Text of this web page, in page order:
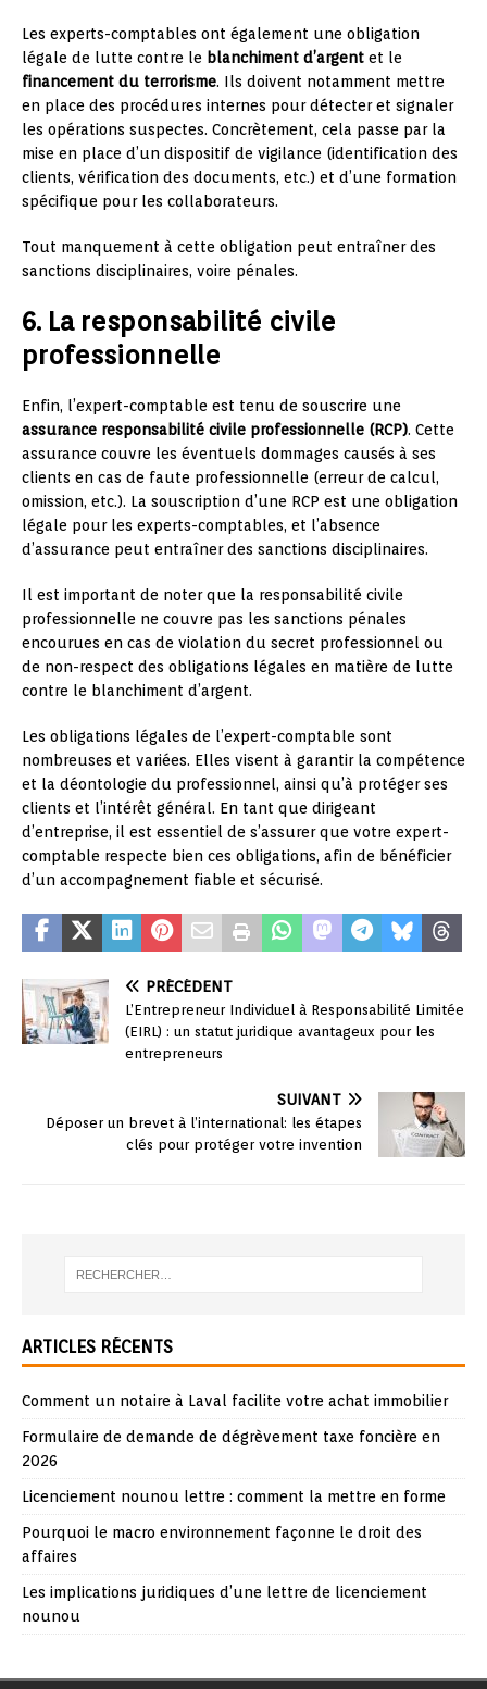
Les experts-comptables ont également une obligation
légale de lutte contre le blanchiment d’argent et le
financement du terrorisme. Ils doivent notamment mettre
en place des procédures internes pour détecter et signaler
les opérations suspectes. Concrètement, cela passe par la
mise en place d’un dispositif de vigilance (identification des
clients, vérification des documents, etc.) et d’une formation
spécifique pour les collaborateurs.
Tout manquement à cette obligation peut entraîner des
sanctions disciplinaires, voire pénales.
6. La responsabilité civile
professionnelle
Enfin, l’expert-comptable est tenu de souscrire une
assurance responsabilité civile professionnelle (RCP). Cette
assurance couvre les éventuels dommages causés à ses
clients en cas de faute professionnelle (erreur de calcul,
omission, etc.). La souscription d’une RCP est une obligation
légale pour les experts-comptables, et l’absence
d’assurance peut entraîner des sanctions disciplinaires.
Il est important de noter que la responsabilité civile
professionnelle ne couvre pas les sanctions pénales
encourues en cas de violation du secret professionnel ou
de non-respect des obligations légales en matière de lutte
contre le blanchiment d’argent.
Les obligations légales de l’expert-comptable sont
nombreuses et variées. Elles visent à garantir la compétence
et la déontologie du professionnel, ainsi qu’à protéger ses
clients et l’intérêt général. En tant que dirigeant
d’entreprise, il est essentiel de s’assurer que votre expert-
comptable respecte bien ces obligations, afin de bénéficier
d’un accompagnement fiable et sécurisé.
PRÉCÉDENT
L’Entrepreneur Individuel à Responsabilité Limitée
(EIRL) : un statut juridique avantageux pour les
entrepreneurs
SUIVANT
Déposer un brevet à l’international: les étapes
clés pour protéger votre invention
ARTICLES RÉCENTS
Comment un notaire à Laval facilite votre achat immobilier
Formulaire de demande de dégrèvement taxe foncière en
2026
Licenciement nounou lettre : comment la mettre en forme
Pourquoi le macro environnement façonne le droit des
affaires
Les implications juridiques d’une lettre de licenciement
nounou